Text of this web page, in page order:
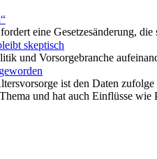
eine Gesetzesänderung,
skeptisch
und Vorsorgebranche
ist den Daten
und hat auch Einflüsse